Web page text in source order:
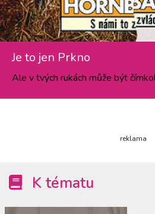
Je to jen Prkno
Ale v tvých rukách může být
reklama
K tématu